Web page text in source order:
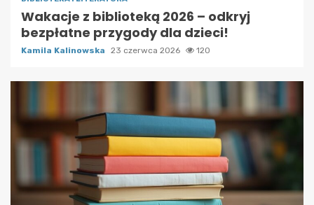
Wakacje z biblioteką 2026 – odkryj
bezpłatne przygody dla dzieci!
Kamila Kalinowska 23 czerwca 2026 120